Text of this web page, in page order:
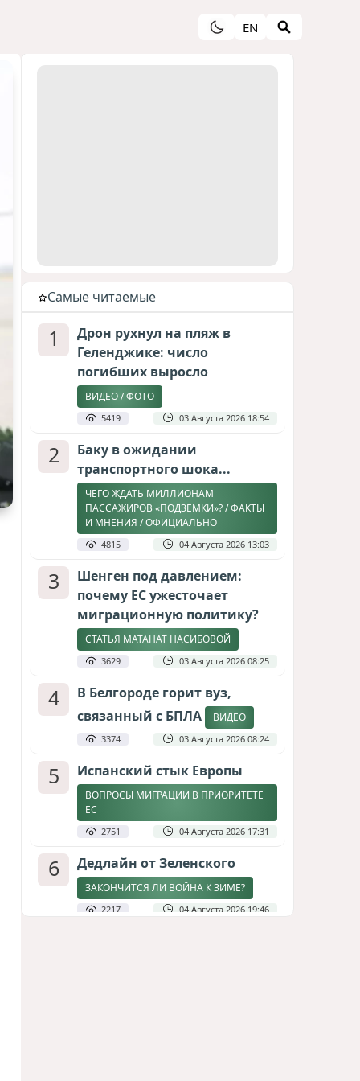
EN
Cамые читаемые
1
Дрон рухнул на пляж в
Геленджике: число
погибших выросло
ВИДЕО / ФОТО
5419 03 Августа 2026 18:54
2
Баку в ожидании
транспортного шока...
ЧЕГО ЖДАТЬ МИЛЛИОНАМ
ПАССАЖИРОВ «ПОДЗЕМКИ»? / ФАКТЫ
И МНЕНИЯ / ОФИЦИАЛЬНО
4815 04 Августа 2026 13:03
3
Шенген под давлением:
почему ЕС ужесточает
миграционную политику?
СТАТЬЯ МАТАНАТ НАСИБОВОЙ
3629 03 Августа 2026 08:25
4
В Белгороде горит вуз,
связанный с БПЛА
ВИДЕО
3374 03 Августа 2026 08:24
5 Испанский стык Европы
ВОПРОСЫ МИГРАЦИИ В ПРИОРИТЕТЕ
ЕС
2751 04 Августа 2026 17:31
6 Дедлайн от Зеленского
ЗАКОНЧИТСЯ ЛИ ВОЙНА К ЗИМЕ?
2217 04 Августа 2026 19:46